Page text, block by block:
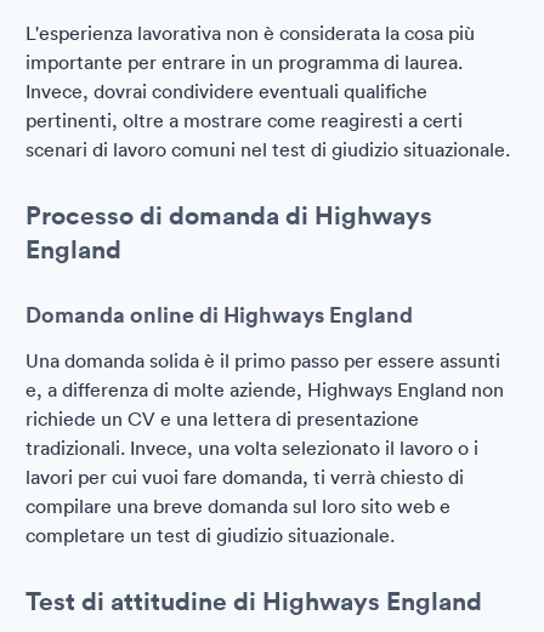
L'esperienza lavorativa non è considerata la cosa più
importante per entrare in un programma di laurea.
Invece, dovrai condividere eventuali qualifiche
pertinenti, oltre a mostrare come reagiresti a certi
scenari di lavoro comuni nel test di giudizio situazionale.
Processo di domanda di Highways
England
Domanda online di Highways England
Una domanda solida è il primo passo per essere assunti
e, a differenza di molte aziende, Highways England non
richiede un CV e una lettera di presentazione
tradizionali. Invece, una volta selezionato il lavoro o i
lavori per cui vuoi fare domanda, ti verrà chiesto di
compilare una breve domanda sul loro sito web e
completare un test di giudizio situazionale.
Test di attitudine di Highways England